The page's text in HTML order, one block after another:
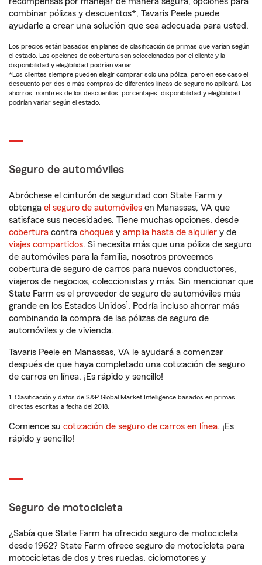
combinar pólizas y descuentos*, Tavaris Peele puede
ayudarle a crear una solución que sea adecuada para usted.
Los precios están basados en planes de clasificación de primas que varían según
el estado. Las opciones de cobertura son seleccionadas por el cliente y la
disponibilidad y elegibilidad podrían variar.
*Los clientes siempre pueden elegir comprar solo una póliza, pero en ese caso el
descuento por dos o más compras de diferentes líneas de seguro no aplicará. Los
ahorros, nombres de los descuentos, porcentajes, disponibilidad y elegibilidad
podrían variar según el estado.
Seguro de automóviles
Abróchese el cinturón de seguridad con State Farm y
obtenga el seguro de automóviles en Manassas, VA que
satisface sus necesidades. Tiene muchas opciones, desde
cobertura contra choques y amplia hasta de alquiler y de
viajes compartidos. Si necesita más que una póliza de seguro
de automóviles para la familia, nosotros proveemos
cobertura de seguro de carros para nuevos conductores,
viajeros de negocios, coleccionistas y más. Sin mencionar que
State Farm es el proveedor de seguro de automóviles más
grande en los Estados Unidos1. Podría incluso ahorrar más
combinando la compra de las pólizas de seguro de
automóviles y de vivienda.
Tavaris Peele en Manassas, VA le ayudará a comenzar
después de que haya completado una cotización de seguro
de carros en línea. ¡Es rápido y sencillo!
1. Clasificación y datos de S&P Global Market Intelligence basados en primas
directas escritas a fecha del 2018.
Comience su cotización de seguro de carros en línea. ¡Es
rápido y sencillo!
Seguro de motocicleta
¿Sabía que State Farm ha ofrecido seguro de motocicleta
desde 1962? State Farm ofrece seguro de motocicleta para
motocicletas de dos y tres ruedas, ciclomotores y